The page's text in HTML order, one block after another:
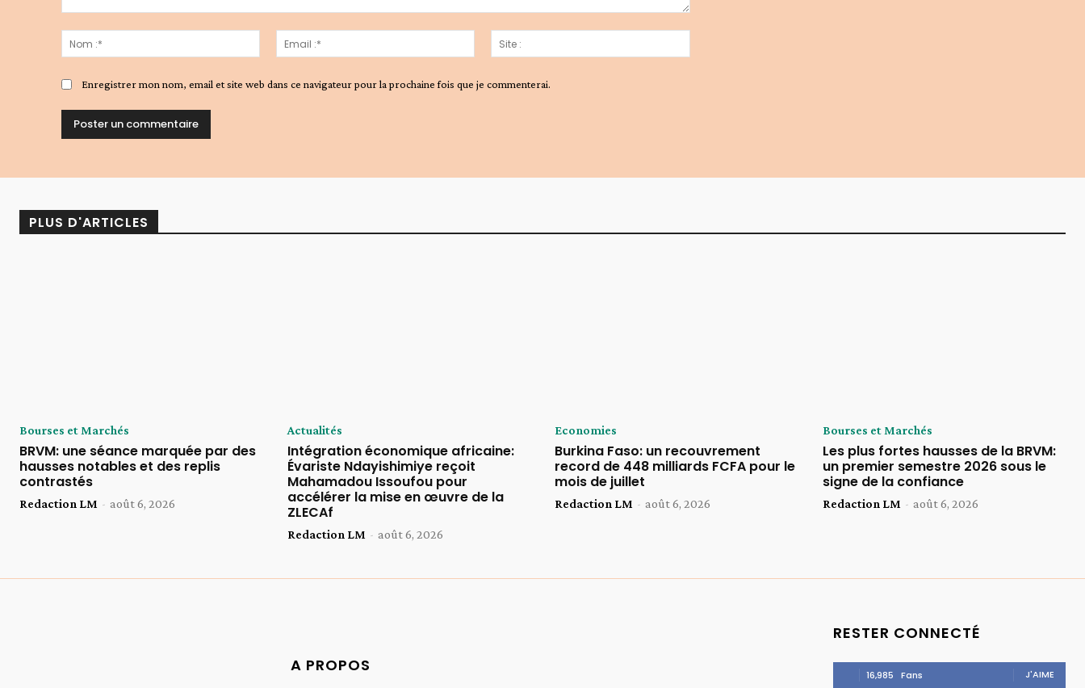
:*
Email
:*
:
Enregistrer mon nom, email et site web dans ce navigateur pour la prochaine fois que je commenterai.
PLUS D'ARTICLES
Bourses et Marchés
BRVM: une séance marquée par des
hausses notables et des replis
contrastés
Redaction LM - août 6, 2026
Actualités
Intégration économique africaine:
Évariste Ndayishimiye reçoit
Mahamadou Issoufou pour
accélérer la mise en œuvre de la
ZLECAf
Redaction LM - août 6, 2026
Economies
Burkina Faso: un recouvrement
record de 448 milliards FCFA pour le
mois de juillet
Redaction LM - août 6, 2026
Bourses et Marchés
Les plus fortes hausses de la BRVM:
un premier semestre 2026 sous le
signe de la confiance
Redaction LM - août 6, 2026
A PROPOS
RESTER CONNECTÉ
16,985 Fans J'AIME